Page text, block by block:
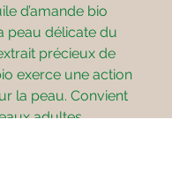
d’amande bio
peau délicate du
précieux de
exerce une action
la peau. Convient
adultes